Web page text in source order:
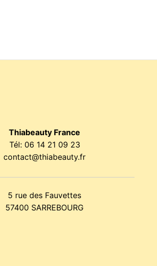
Thiabeauty France
Tél: 06 14 21 09 23
contact@thiabeauty.fr
5 rue des Fauvettes
57400 SARREBOURG